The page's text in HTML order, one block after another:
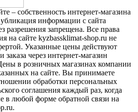
– собственность интернет-магазина
информации с сайта
разрешения запрещена. Все права
сайте kyzbassklimat-shop.ru не
Указанные цены действуют
через интернет-магазин
в розничных магазинах компании
на сайте. Вы принимаете
обработки персональных
соглашения каждый раз, когда
в любой форме обратной связи на